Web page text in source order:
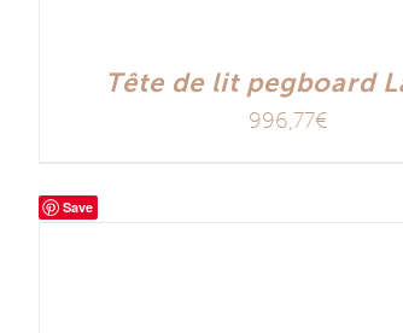
Tête de lit pegboard
996,77€
Save